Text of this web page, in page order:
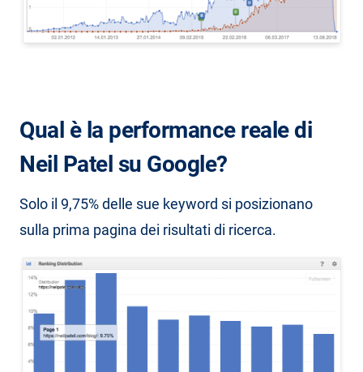
Qual è la performance reale di
Neil Patel su Google?
Solo il 9,75% delle sue keyword si posizionano
sulla prima pagina dei risultati di ricerca.